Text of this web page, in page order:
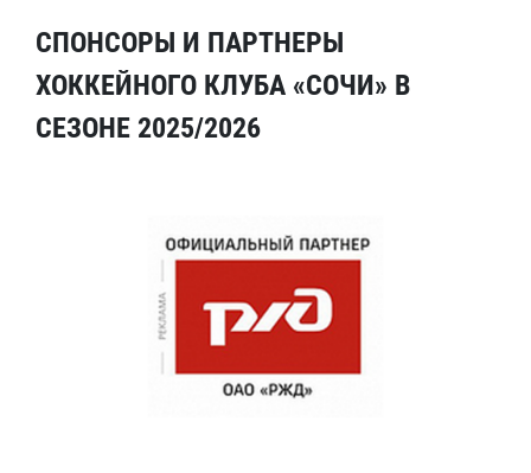
СПОНСОРЫ И ПАРТНЕРЫ
ХОККЕЙНОГО КЛУБА «СОЧИ» В
СЕЗОНЕ 2025/2026